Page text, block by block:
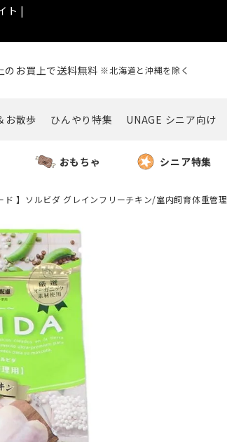
ト |
のお買上で送料無料 ※北海道と沖縄を除く
お散歩 ひんやり特集 UNAGE シニア向け
おもちゃ シニア特集
ド 】ソルビダ グレインフリーチキン/室内飼育体重管